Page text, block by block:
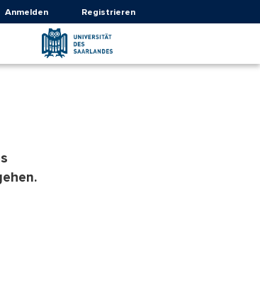
Anmelden Registrieren